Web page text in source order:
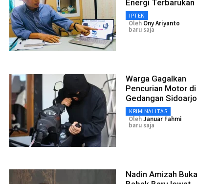
Energi Terbarukan
IPTEK
Oleh Ony Ariyanto
baru saja
Warga Gagalkan
Pencurian Motor di
Gedangan Sidoarjo
KRIMINALITAS
OlehJanuar Fahmi
baru saja
Nadin Amizah Buka